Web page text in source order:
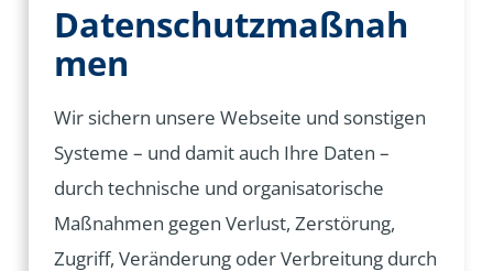
Datenschutzmaßnah
men
Wir sichern unsere Webseite und sonstigen
Systeme – und damit auch Ihre Daten –
durch technische und organisatorische
Maßnahmen gegen Verlust, Zerstörung,
Zugriff, Veränderung oder Verbreitung durch